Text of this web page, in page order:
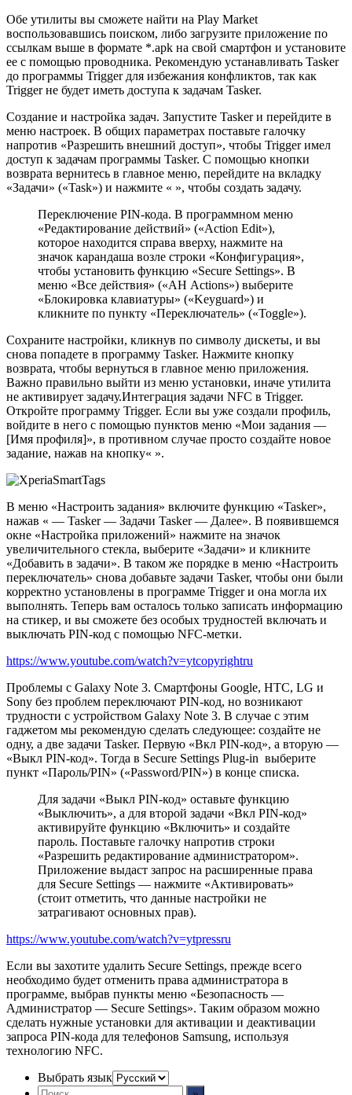
Обе утилиты вы сможете найти на Play Market
воспользовавшись поиском, либо загрузите приложение по
ссылкам выше в формате *.apk на свой смартфон и установите
ее с помощью проводника. Рекомендую устанавливать Tasker
до программы Trigger для избежания конфликтов, так как
Trigger не будет иметь доступа к задачам Tasker.
Создание и настройка задач. Запустите Tasker и перейдите в
меню настроек. В общих параметрах поставьте галочку
напротив «Разрешить внешний доступ», чтобы Trigger имел
доступ к задачам программы Tasker. С помощью кнопки
возврата вернитесь в главное меню, перейдите на вкладку
«Задачи» («Task») и нажмите « », чтобы создать задачу.
Переключение PIN-кода. В программном меню
«Редактирование действий» («Action Edit»),
которое находится справа вверху, нажмите на
значок карандаша возле строки «Конфигурация»,
чтобы установить функцию «Secure Settings». В
меню «Все действия» («АН Actions») выберите
«Блокировка клавиатуры» («Keyguard») и
кликните по пункту «Переключатель» («Toggle»).
Сохраните настройки, кликнув по символу дискеты, и вы
снова попадете в программу Tasker. Нажмите кнопку
возврата, чтобы вернуться в главное меню приложения.
Важно правильно выйти из меню установки, иначе утилита
не активирует задачу.Интеграция задачи NFC в Trigger.
Откройте программу Trigger. Если вы уже создали профиль,
войдите в него с помощью пунктов меню «Мои задания —
[Имя профиля]», в противном случае просто создайте новое
задание, нажав на кнопку« ».
В меню «Настроить задания» включите функцию «Tasker»,
нажав « — Tasker — Задачи Tasker — Далее». В появившемся
окне «Настройка приложений» нажмите на значок
увеличительного стекла, выберите «Задачи» и кликните
«Добавить в задачи». В таком же порядке в меню «Настроить
переключатель» снова добавьте задачи Tasker, чтобы они были
корректно установлены в программе Trigger и она могла их
выполнять. Теперь вам осталось только записать информацию
на стикер, и вы сможете без особых трудностей включать и
выключать PIN-код с помощью NFC-метки.
https://www.youtube.com/watch?v=ytcopyrightru
Проблемы с Galaxy Note 3. Смартфоны Google, НТС, LG и
Sony без проблем переключают PIN-код, но возникают
трудности с устройством Galaxy Note 3. В случае с этим
гаджетом мы рекомендую сделать следующее: создайте не
одну, а две задачи Tasker. Первую «Вкл PIN-код», а вторую —
«Выкл PIN-код». Тогда в Secure Settings Plug-in выберите
пункт «Пароль/PIN» («Password/PIN») в конце списка.
Для задачи «Выкл PIN-код» оставьте функцию
«Выключить», а для второй задачи «Вкл PIN-код»
активируйте функцию «Включить» и создайте
пароль. Поставьте галочку напротив строки
«Разрешить редактирование администратором».
Приложение выдаст запрос на расширенные права
для Secure Settings — нажмите «Активировать»
(стоит отметить, что данные настройки не
затрагивают основных прав).
https://www.youtube.com/watch?v=ytpressru
Если вы захотите удалить Secure Settings, прежде всего
необходимо будет отменить права администратора в
программе, выбрав пункты меню «Безопасность —
Администратор — Secure Settings». Таким образом можно
сделать нужные установки для активации и деактивации
запроса PIN-кода для телефонов Samsung, используя
технологию NFC.
Выбрать язык